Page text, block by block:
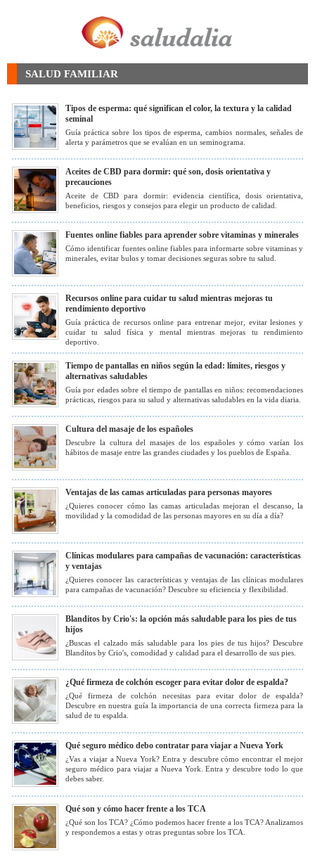
SALUD FAMILIAR
Tipos de esperma: qué significan el color, la textura y la calidad
seminal
Guía práctica sobre los tipos de esperma, cambios normales, señales de
alerta y parámetros que se evalúan en un seminograma.
Aceites de CBD para dormir: qué son, dosis orientativa y
precauciones
Aceite de CBD para dormir: evidencia científica, dosis orientativa,
beneficios, riesgos y consejos para elegir un producto de calidad.
Fuentes online fiables para aprender sobre vitaminas y minerales
Cómo identificar fuentes online fiables para informarte sobre vitaminas y
minerales, evitar bulos y tomar decisiones seguras sobre tu salud.
Recursos online para cuidar tu salud mientras mejoras tu
rendimiento deportivo
Guía práctica de recursos online para entrenar mejor, evitar lesiones y
cuidar tu salud física y mental mientras mejoras tu rendimiento
deportivo.
Tiempo de pantallas en niños según la edad: límites, riesgos y
alternativas saludables
Guía por edades sobre el tiempo de pantallas en niños: recomendaciones
prácticas, riesgos para su salud y alternativas saludables en la vida diaria.
Cultura del masaje de los españoles
Descubre la cultura del masajes de los españoles y cómo varían los
hábitos de masaje entre las grandes ciudades y los pueblos de España.
Ventajas de las camas articuladas para personas mayores
¿Quieres conocer cómo las camas articuladas mejoran el descanso, la
movilidad y la comodidad de las personas mayores en su día a día?
Clínicas modulares para campañas de vacunación: características
y ventajas
¿Quieres conocer las características y ventajas de las clínicas modulares
para campañas de vacunación? Descubre su eficiencia y flexibilidad.
Blanditos by Crio's: la opción más saludable para los pies de tus
hijos
¿Buscas el calzado más saludable para los pies de tus hijos? Descubre
Blanditos by Crio's, comodidad y calidad para el desarrollo de sus pies.
¿Qué firmeza de colchón escoger para evitar dolor de espalda?
¿Qué firmeza de colchón necesitas para evitar dolor de espalda?
Descubre en nuestra guía la importancia de una correcta firmeza para la
salud de tu espalda.
Qué seguro médico debo contratar para viajar a Nueva York
¿Vas a viajar a Nueva York? Entra y descubre cómo encontrar el mejor
seguro médico para viajar a Nueva York. Entra y descubre todo lo que
debes saber.
Qué son y cómo hacer frente a los TCA
¿Qué son los TCA? ¿Cómo podemos hacer frente a los TCA? Analizamos
y respondemos a estas y otras preguntas sobre los TCA.